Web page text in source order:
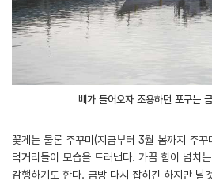
배가 들어오자 조용하던 포구는
꽃게는 물론 주꾸미(지금부터 3월 봄까지 주
먹거리들이 모습을 드러낸다. 가끔 힘이 넘치
감행하기도 한다. 금방 다시 잡히긴 하지만 날